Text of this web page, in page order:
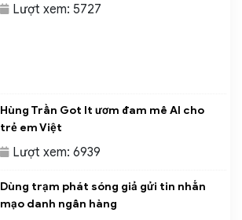
Lượt xem: 5727
Hùng Trần Got It ươm đam mê AI cho
trẻ em Việt
Lượt xem: 6939
Dùng trạm phát sóng giả gửi tin nhắn
mạo danh ngân hàng